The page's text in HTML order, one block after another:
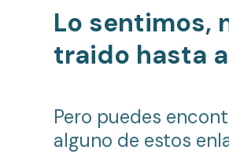
Lo sentimos,
traido hasta
Pero puedes
alguno de estos